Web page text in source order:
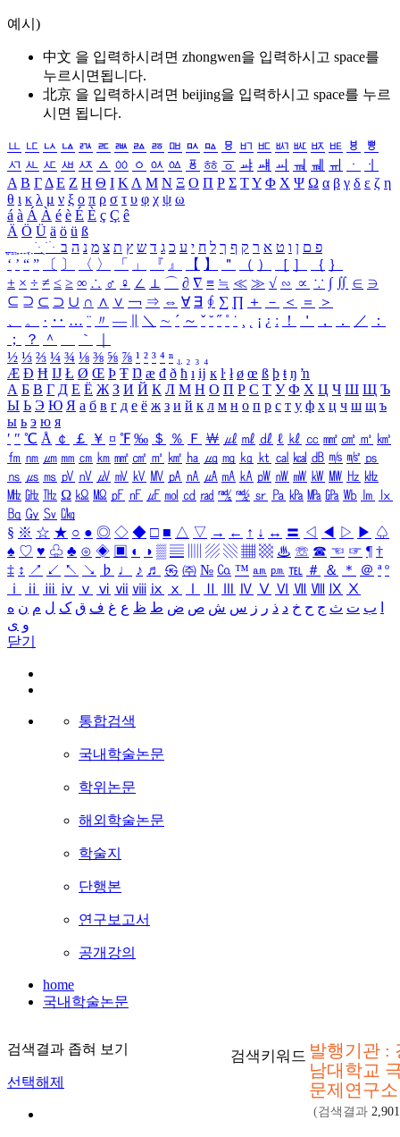
예시)
中文 을 입력하시려면 zhongwen을 입력하시고 space를
누르시면됩니다.
北京 을 입력하시려면 beijing을 입력하시고 space를 누르
시면 됩니다.
ㅥ ㅦ ㅧ ㅨ ㅩ ㅪ ㅫ ㅬ ㅭ ㅮ ㅯ ㅰ ㅱ ㅲ ㅳ ㅴ ㅵ ㅶ ㅷ ㅸ
ㅹ
ㅺ ㅻ ㅼ ㅽ ㅾ ㅿ ㆀ ㆁ ㆂ ㆃ ㆄ ㆅ ㆆ ㆇ ㆈ ㆉ ㆊ ㆋ ㆌ ㆍ
ㆎ
Α Β ΓΔ Ε Ζ Η Θ Ι ΚΛ Μ Ν Ξ Ο Π Ρ Σ ΤΥ Φ Χ Ψ Ω α β γ δ ε ζ η
θ ι κ λ μ ν ξ ο π ρ σ τ υ φ χ ψ ω
á à Á À é è É È ç Ç ê
Ä Ö Ü ä ö ü ß
ִֶֹ ֻּ ׁׂ פ ם ן ו ט א ר ק ף ך ל ח י ע כ ג ד ש ץ ת צ מ נ ה ב
‘ ’ “ ” 〔 〕 〈 〉 「 」 『 』 【 】 ＂ （ ） ［ ］ ｛ ｝
± × ÷ ≠ ≤ ≥ ∞ ∴ ♂ ♀ ∠ ⊥ ⌒ ∂ ∇ ≡ ≒ ≪ ≫ √ ∽ ∝ ∵ ∫ ∬ ∈ ∋
⊆ ⊇ ⊂ ⊃ ∪ ∩ ∧ ∨ ￢ ⇒ ⇔ ∀ ∃ ∮ ∑ ∏ ＋ － ＜ ＝
＞
、
。 · ‥ … ¨ 〃 ― ＼ ∼ ´ ～ ˇ ˘ ˝ ˚ ˙ ¸ ¡ ¿ ː ！ ＇ ， ． ／
：
；
？ ＾ ｀
½ ⅓ ⅔ ¼ ¾ ⅛ ⅜ ⅝ ⅞ ¹ ² ³ ⁴ ⁿ ₁ ₂ ₃ ₄
Æ Ð Ħ Ĳ Ł Ø Œ Þ Ŧ Ŋ æ đ ð ħ ı ĳ ĸ ŀ ł ø œ ß þ ŧ ŋ ŉ
А Б В Г Д Е Ё Ж З И Й К Л М Н О П Р С Т У Ф Х Ц Ч Ш Щ Ъ
Ы Ь Э Ю Я а б в г д е ё ж з и й к л м н о п р с т у ф х ц ч ш щ ъ
ы ь э ю я
′ ″ ℃ Å ￠ ￡ ￥ ¤ ℉ ‰ ＄ ％ Ｆ ￦ ㎕ ㎖ ㎗ ℓ ㎘ ㏄ ㎣ ㎤ ㎥ ㎦
㎙ ㎚ ㎛ ㎜ ㎝ ㎞ ㎟ ㎠ ㎡ ㎢ ㏊ ㎍ ㎎ ㎏ ㏏ ㎈ ㎉ ㏈ ㎧ ㎨ ㎰
㎱ ㎲ ㎳ ㎴ ㎵ ㎶ ㎷ ㎸ ㎹ ㎀ ㎁ ㎂ ㎃ ㎄ ㎺ ㎻ ㎽ ㎾ ㎿ ㎐ ㎑
㎒ ㎓ ㎔ Ω ㏀ ㏁ ㎊ ㎋ ㎌ ㏖ ㏅ ㎭ ㎮ ㎯ ㏛ ㎩ ㎪ ㎫ ㎬ ㏝ ㏐
㏓
㏃ ㏉ ㏜ ㏆
§ ※ ☆ ★ ○ ● ◎ ◇ ◆ □ ■ △ ▽ → ← ↑ ↓ ↔ 〓 ◁ ◀ ▷ ▶ ♤
♠ ♡ ♥ ♧ ♣ ⊙ ◈ ▣ ◐ ◑ ▒ ▤ ▨ ▧ ▦ ▩ ♨ ☏ ☎ ☜ ☞ ¶ †
‡ ↕ ↗ ↙ ↖ ↘ ♭ ♩ ♪ ♬ ㉿ ㈜ № ㏇ ™ ㏂ ㏘ ℡ ＃ ＆ ＊ ＠ ª º
ⅰ
ⅱ ⅲ ⅳ ⅴ ⅵ ⅶ ⅷ ⅸ ⅹ Ⅳ Ⅴ Ⅵ Ⅶ Ⅷ Ⅸ Ⅹ
ب ت ث ج ح خ د ذ ر ز س ش ص ض ط ظ ع غ ف ق ک ل م ن ه
و ی
닫기
통합검색
국내학술논문
학위논문
해외학술논문
학술지
단행본
연구보고서
공개강의
home
국내학술논문
검색결과 좁혀 보기
선택해제
검색키워드 발행기관 :
남대학교
문제연구소
(검색결과 2,901